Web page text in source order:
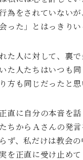
為をされていない
った」とはっきりい
た人に対して、裏
た人たちはいつも
方も同じだったと思
直に自分の本音を
ちからＡさんの発
ず、私だけは教会
を正直に受け止め